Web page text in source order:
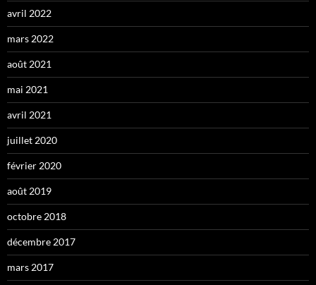
avril 2022
mars 2022
août 2021
mai 2021
avril 2021
juillet 2020
février 2020
août 2019
octobre 2018
décembre 2017
mars 2017